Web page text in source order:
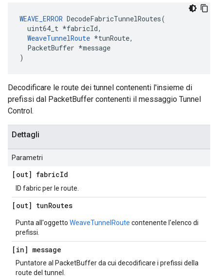
WEAVE_ERROR DecodeFabricTunnelRoutes(
  uint64_t *fabricId,
WeaveTunnelRoute *tunRoute,
  PacketBuffer *message
)
Decodificare le route dei tunnel contenenti l'insieme di
prefissi dal PacketBuffer contenenti il messaggio Tunnel
Control.
Dettagli
Parametri
[out] fabricId
ID fabric per le route.
[out] tunRoutes
Punta all'oggetto WeaveTunnelRoute contenente l'elenco di
prefissi.
[in] message
Puntatore al PacketBuffer da cui decodificare i prefissi della
route del tunnel.